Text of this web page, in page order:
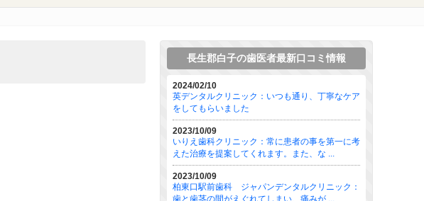
長生郡白子の歯医者最新口コミ情報
2024/02/10
英デンタルクリニック：いつも通り、丁寧なケア
をしてもらいました
2023/10/09
いりえ歯科クリニック：常に患者の事を第一に考
えた治療を提案してくれます。また、な ...
2023/10/09
柏東口駅前歯科 ジャパンデンタルクリニック：